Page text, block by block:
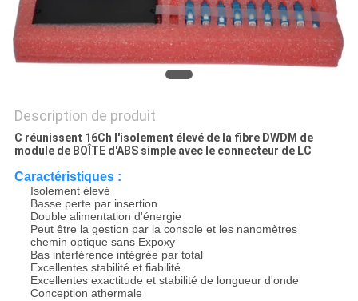
PLAN
DU
SITE
POLITIQUE
DE
CONFIDENTIALITÉ
Description de produit
C réunissent 16Ch l'isolement élevé de la fibre DWDM de
module de BOÎTE d'ABS simple avec le connecteur de LC
Caractéristiques :
Isolement élevé
Basse perte par insertion
Double alimentation d'énergie
Peut être la gestion par la console et les nanomètres
chemin optique sans Expoxy
Bas interférence intégrée par total
Excellentes stabilité et fiabilité
Excellentes exactitude et stabilité de longueur d'onde
Conception athermale